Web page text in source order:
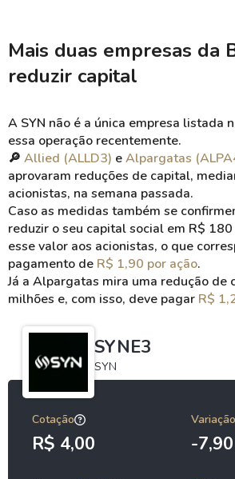
Mais duas empresas da
reduzir capital
A SYN não é a única empresa listada
essa operação recentemente.
🔎 Allied (ALLD3) eAlpargatas
aprovaram reduções de capital,
acionistas, na semana passada.
Caso as medidas também se
reduzir o seu capital social em R$
esse valor aos acionistas, o que
pagamento de R$ 1,90 por ação.
Já a Alpargatas mira uma redução de
milhões e, com isso, deve pagar R$
SYNE3
SYN
Cotação
R$ 4,00 -